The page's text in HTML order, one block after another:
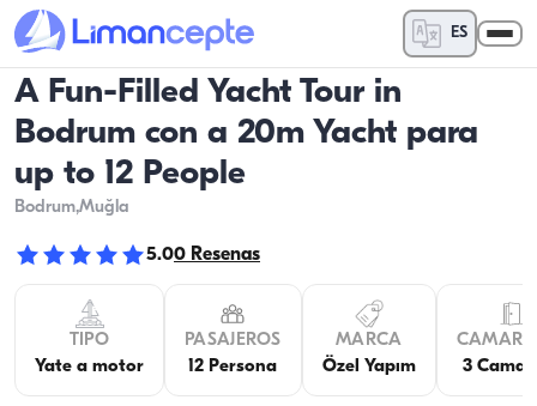
ES
A Fun-Filled Yacht Tour in
Bodrum con a 20m Yacht para
up to 12 People
Bodrum,Muğla
5.00 Resenas
TIPO
Yate a motor
PASAJEROS
12 Persona
MARCA
Özel Yapım
3